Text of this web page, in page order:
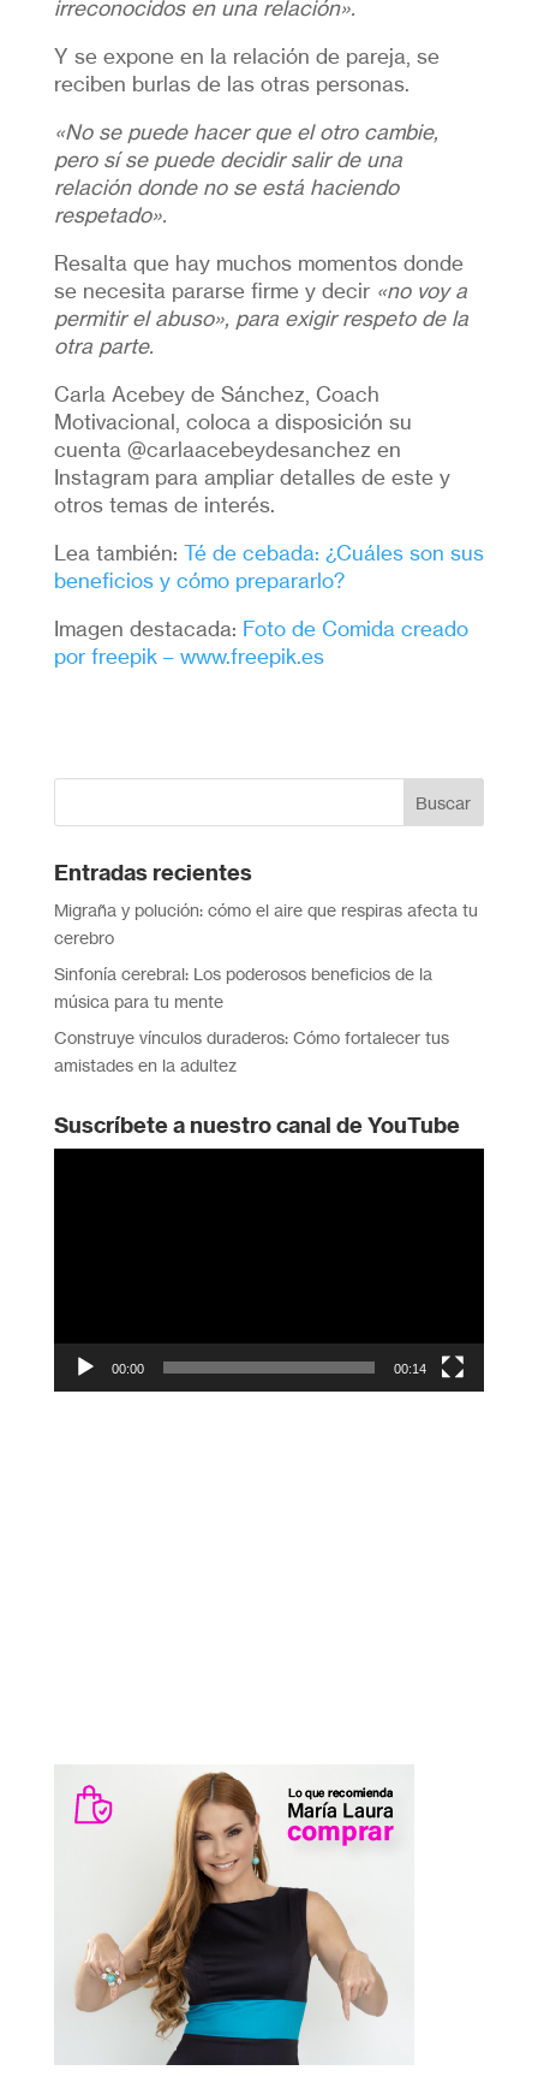
irreconocidos en una relación».
Y se expone en la relación de pareja, se
reciben burlas de las otras personas.
«No se puede hacer que el otro cambie,
pero sí se puede decidir salir de una
relación donde no se está haciendo
respetado».
Resalta que hay muchos momentos donde
se necesita pararse firme y decir «no voy a
permitir el abuso», para exigir respeto de la
otra parte.
Carla Acebey de Sánchez, Coach
Motivacional, coloca a disposición su
cuenta @carlaacebeydesanchez en
Instagram para ampliar detalles de este y
otros temas de interés.
Lea también: Té de cebada: ¿Cuáles son sus
beneficios y cómo prepararlo?
Imagen destacada: Foto de Comida creado
por freepik – www.freepik.es
Entradas recientes
Migraña y polución: cómo el aire que respiras afecta tu
cerebro
Sinfonía cerebral: Los poderosos beneficios de la
música para tu mente
Construye vínculos duraderos: Cómo fortalecer tus
amistades en la adultez
Suscríbete a nuestro canal de YouTube
00:00 00:14